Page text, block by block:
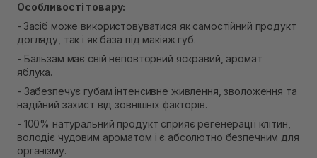
Особливості товару:
- Засіб може використовуватися як самостійний продукт
догляду, так і як база під макіяж губ.
- Бальзам має свій неповторний яскравий, аромат
яблука.
- Забезпечує губам інтенсивне живлення, зволоження та
надійний захист від зовнішніх факторів.
- 100% натуральний продукт сприяє регенерації клітин,
володіє чудовим ароматом і є абсолютно безпечним для
організму.